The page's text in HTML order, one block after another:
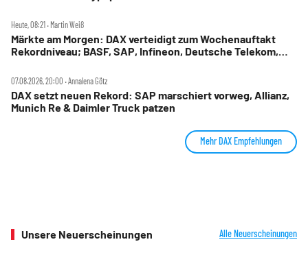
Heute, 08:21 ‧ Martin Weiß
Märkte am Morgen: DAX verteidigt zum Wochenauftakt
Rekordniveau; BASF, SAP, Infineon, Deutsche Telekom,
07.08.2026, 20:00 ‧ Annalena Götz
DAX setzt neuen Rekord: SAP marschiert vorweg, Allianz,
Munich Re & Daimler Truck patzen
Mehr DAX Empfehlungen
Unsere Neuerscheinungen Alle Neuerscheinungen